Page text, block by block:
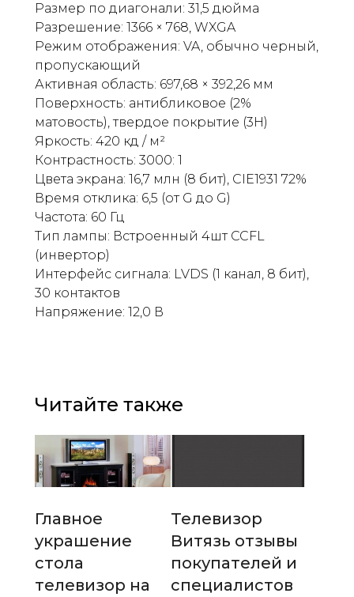
Размер по диагонали: 31,5 дюйма
Разрешение: 1366 × 768, WXGA
Режим отображения: VA, обычно черный,
пропускающий
Активная область: 697,68 × 392,26 мм
Поверхность: антибликовое (2%
матовость), твердое покрытие (3H)
Яркость: 420 кд / м²
Контрастность: 3000: 1
Цвета экрана: 16,7 млн ​​(8 бит), CIE1931 72%
Время отклика: 6,5 (от G до G)
Частота: 60 ​​Гц
Тип лампы: Встроенный 4шт CCFL
(инвертор)
Интерфейс сигнала: LVDS (1 канал, 8 бит),
30 контактов
Напряжение: 12,0 В
Читайте также
Главное
украшение
стола
телевизор на
Телевизор
Витязь отзывы
покупателей и
специалистов